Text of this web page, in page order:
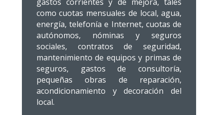
como cuotas mensuales de local, agua,
energía, telefonía e Internet, cuotas de
autónomos, nóminas y seguros
sociales, contratos de seguridad,
mantenimiento de equipos y primas de
seguros, gastos de consultoría,
pequeñas obras de reparación,
acondicionamiento y decoración del
local.